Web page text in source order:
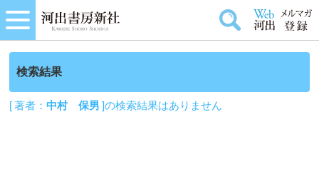
検索結果
[ 著者：中村 保男 ]の検索結果はありません